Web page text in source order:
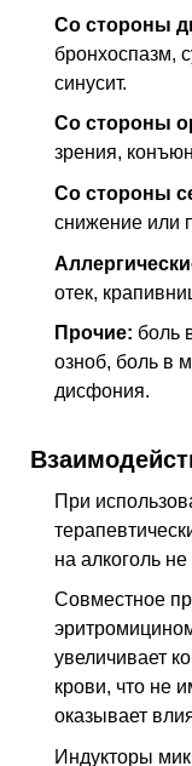
Со стороны
бронхоспазм,
синусит.
Со стороны
зрения,
Со стороны
снижение или
отек,
Прочие: боль
озноб, боль в
дисфония.
При
на алкоголь
Совместное
увеличивает
крови, что не
оказывает
Индукторы